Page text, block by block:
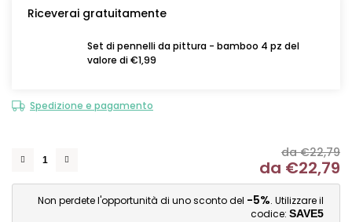
Riceverai gratuitamente
Set di pennelli da pittura - bamboo 4 pz del
valore di €1,99
Spedizione e pagamento
da €22,79
da €22,79
Non perdete l'opportunità di uno sconto del -5%. Utilizzare il
codice: SAVE5